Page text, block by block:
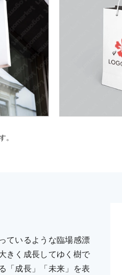
ているような臨場感漂
きく成長してゆく樹で
「成長」「未来」を表